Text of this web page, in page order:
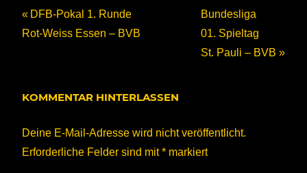
Beitragsnavigation
Vorheriger
Beitrag:
DFB-Pokal 1. Runde
Rot-Weiss Essen – BVB
Nächster
Beitrag:
Bundesliga
01. Spieltag
St. Pauli – BVB
KOMMENTAR HINTERLASSEN
Deine E-Mail-Adresse wird nicht veröffentlicht.
Erforderliche Felder sind mit* markiert